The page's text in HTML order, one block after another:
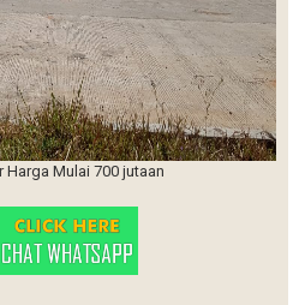
Mulai 700 jutaan